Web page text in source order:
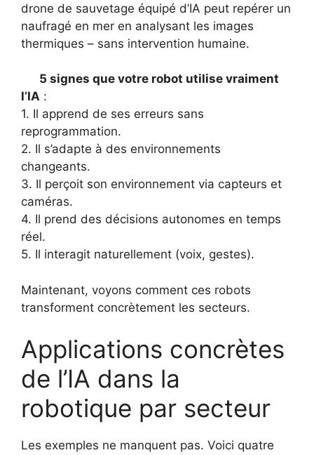
drone de sauvetage équipé d’IA peut repérer un
naufragé en mer en analysant les images
thermiques – sans intervention humaine.
5 signes que votre robot utilise vraiment
l’IA :
1. Il apprend de ses erreurs sans
reprogrammation.
2. Il s’adapte à des environnements
changeants.
3. Il perçoit son environnement via capteurs et
caméras.
4. Il prend des décisions autonomes en temps
réel.
5. Il interagit naturellement (voix, gestes).
Maintenant, voyons comment ces robots
transforment concrètement les secteurs.
Applications concrètes
de l’IA dans la
robotique par secteur
Les exemples ne manquent pas. Voici quatre